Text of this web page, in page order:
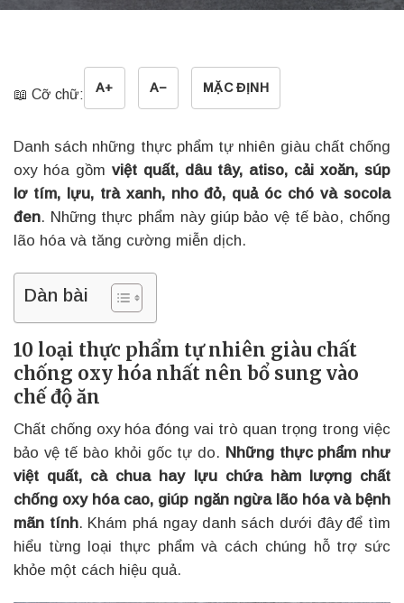
📖 Cỡ chữ: A+ A− MẶC ĐỊNH
Danh sách những thực phẩm tự nhiên giàu chất chống
oxy hóa gồm việt quất, dâu tây, atiso, cải xoăn, súp
lơ tím, lựu, trà xanh, nho đỏ, quả óc chó và socola
đen. Những thực phẩm này giúp bảo vệ tế bào, chống
lão hóa và tăng cường miễn dịch.
Dàn bài
10 loại thực phẩm tự nhiên giàu chất
chống oxy hóa nhất nên bổ sung vào
chế độ ăn
Chất chống oxy hóa đóng vai trò quan trọng trong việc
bảo vệ tế bào khỏi gốc tự do. Những thực phẩm như
việt quất, cà chua hay lựu chứa hàm lượng chất
chống oxy hóa cao, giúp ngăn ngừa lão hóa và bệnh
mãn tính. Khám phá ngay danh sách dưới đây để tìm
hiểu từng loại thực phẩm và cách chúng hỗ trợ sức
khỏe một cách hiệu quả.